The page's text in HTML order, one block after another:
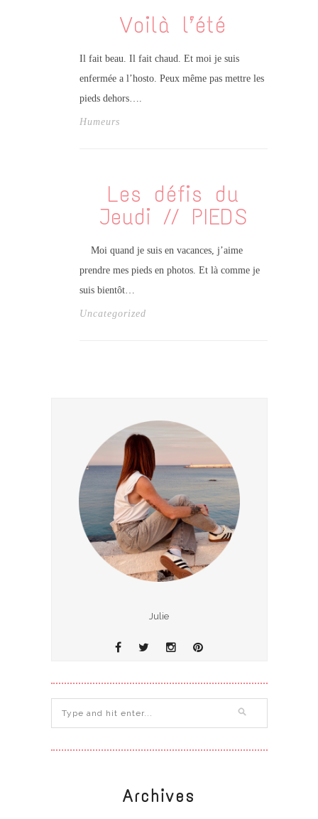
Voilà l’été
Il fait beau. Il fait chaud. Et moi je suis
enfermée a l’hosto. Peux même pas mettre les
pieds dehors….
Humeurs
Les défis du
Jeudi // PIEDS
Moi quand je suis en vacances, j’aime
prendre mes pieds en photos. Et là comme je
suis bientôt…
Uncategorized
Julie
Archives